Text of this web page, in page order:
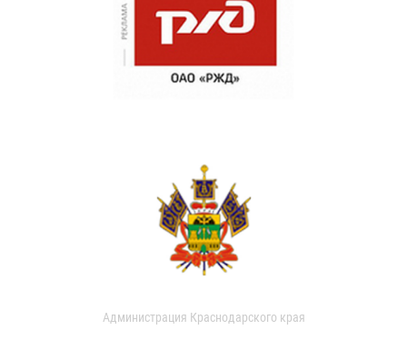
Администрация Краснодарского края